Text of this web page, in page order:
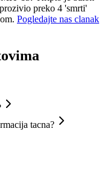
preko 4 'smrti'
Pogledajte nas clanak
tacna?